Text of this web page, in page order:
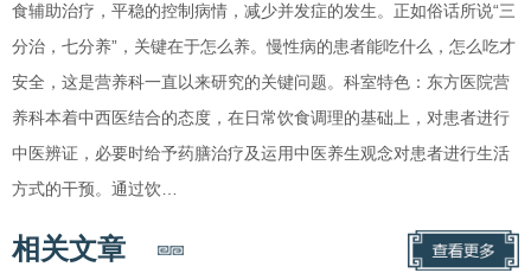
食辅助治疗，平稳的控制病情，减少并发症的发生。正如俗话所说“三
分治，七分养”，关键在于怎么养。慢性病的患者能吃什么，怎么吃才
安全，这是营养科一直以来研究的关键问题。科室特色：东方医院营
养科本着中西医结合的态度，在日常饮食调理的基础上，对患者进行
中医辨证，必要时给予药膳治疗及运用中医养生观念对患者进行生活
方式的干预。通过饮…
相关文章